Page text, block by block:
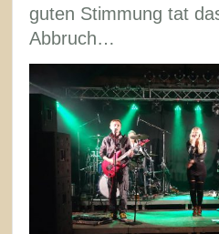
guten Stimmung tat
Abbruch…